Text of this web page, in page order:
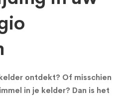
ontdekt? Of misschien
in je kelder? Dan is het